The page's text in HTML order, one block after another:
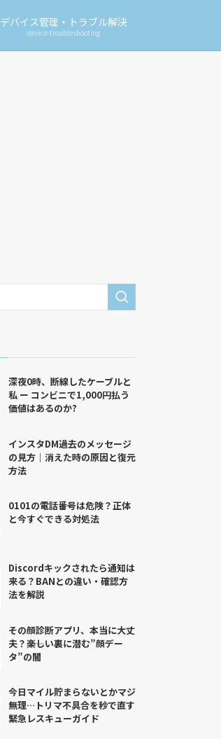
デバイス管理・トラブル解決
device-troubleshooting
深夜0時、断線したケーブルと
私 ー コンビニで1,000円払う
価値はあるのか?
インスタDM過去のメッセージ
の見方｜消えた時の原因と復元
方法
0101の電話番号は危険？正体
と今すぐできる対処法
Discordキックされたら通知は
来る？BANとの違い・確認方
法を解説
その顔診断アプリ、本当に大丈
夫？――楽しい裏に潜む”顔デー
タ”の闇
今日マイル貯まらないとかマジ
無理…トリマ不具合を秒で直す
緊急レスキューガイド